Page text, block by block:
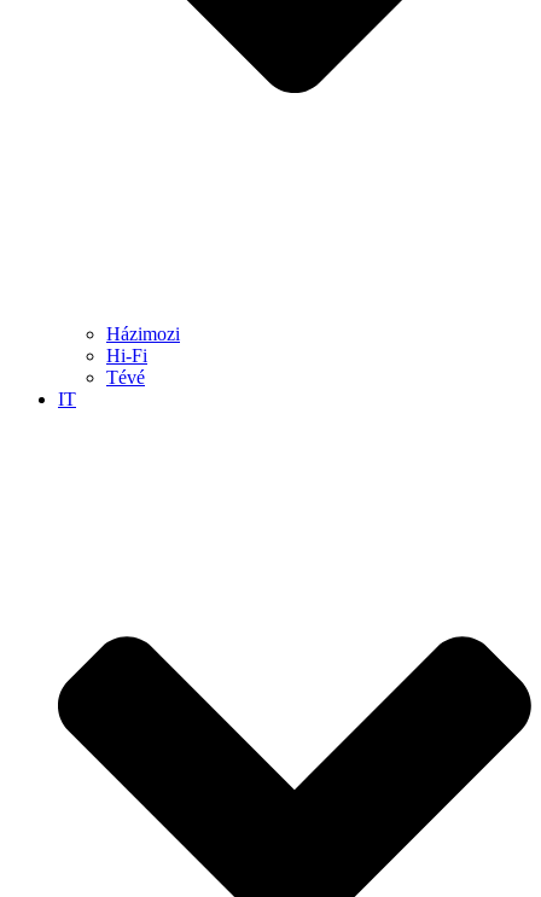
Házimozi
Hi-Fi
Tévé
IT